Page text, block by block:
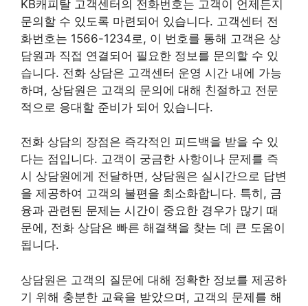
KB캐피탈 고객센터의 전화번호는 고객이 언제든지
문의할 수 있도록 마련되어 있습니다. 고객센터 전
화번호는 1566-1234로, 이 번호를 통해 고객은 상
담원과 직접 연결되어 필요한 정보를 문의할 수 있
습니다. 전화 상담은 고객센터 운영 시간 내에 가능
하며, 상담원은 고객의 문의에 대해 친절하고 전문
적으로 응대할 준비가 되어 있습니다.
전화 상담의 장점은 즉각적인 피드백을 받을 수 있
다는 점입니다. 고객이 궁금한 사항이나 문제를 즉
시 상담원에게 전달하면, 상담원은 실시간으로 답변
을 제공하여 고객의 불편을 최소화합니다. 특히, 금
융과 관련된 문제는 시간이 중요한 경우가 많기 때
문에, 전화 상담은 빠른 해결책을 찾는 데 큰 도움이
됩니다.
상담원은 고객의 질문에 대해 정확한 정보를 제공하
기 위해 충분한 교육을 받았으며, 고객의 문제를 해